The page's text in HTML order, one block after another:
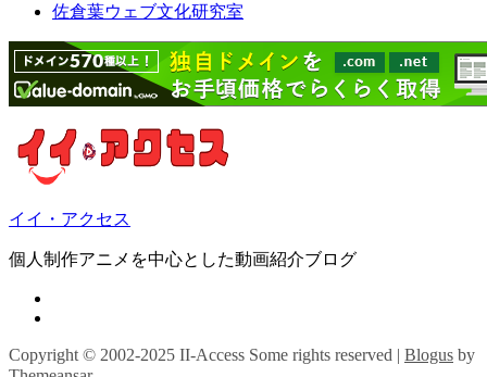
佐倉葉ウェブ文化研究室
イイ・アクセス
個人制作アニメを中心とした動画紹介ブログ
Copyright © 2002-2025 II-Access Some rights reserved | Blogus by